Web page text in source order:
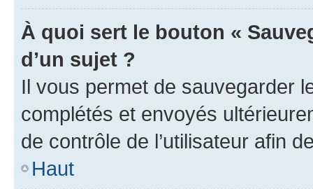
À quoi sert le bouton «
d’un sujet ?
Il vous permet de sauvegarder
complétés et envoyés
de contrôle de l’utilisateur afin
Haut